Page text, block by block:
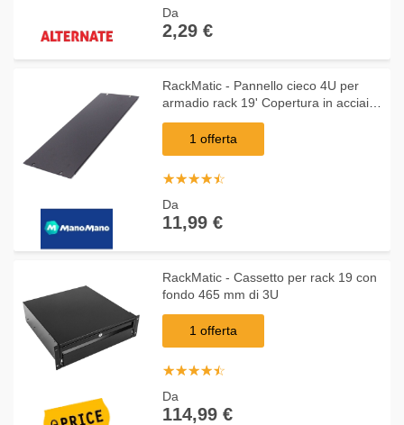
Da
2,29 €
RackMatic - Pannello cieco 4U per
armadio rack 19' Copertura in acciaio
nero
1 offerta
☆☆☆☆☆
★★★★★
Da
11,99 €
RackMatic - Cassetto per rack 19 con
fondo 465 mm di 3U
1 offerta
☆☆☆☆☆
★★★★★
Da
114,99 €